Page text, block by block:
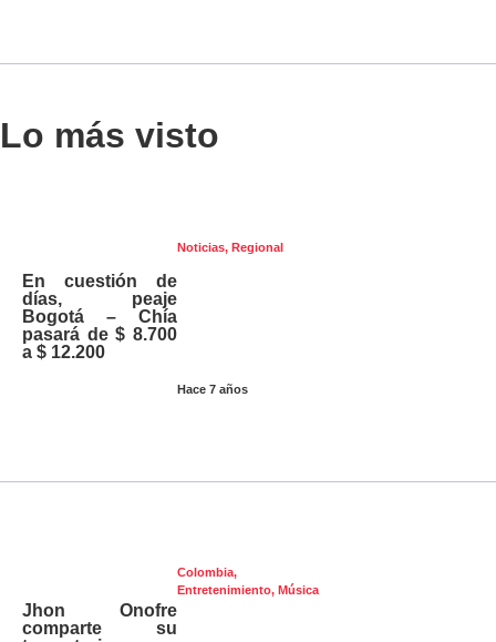
Lo más visto
Noticias, Regional
Hace 7 años
En cuestión de
días, peaje
Bogotá – Chía
pasará de $ 8.700
a $ 12.200
Colombia,
Entretenimiento, Música
Jhon Onofre
comparte su